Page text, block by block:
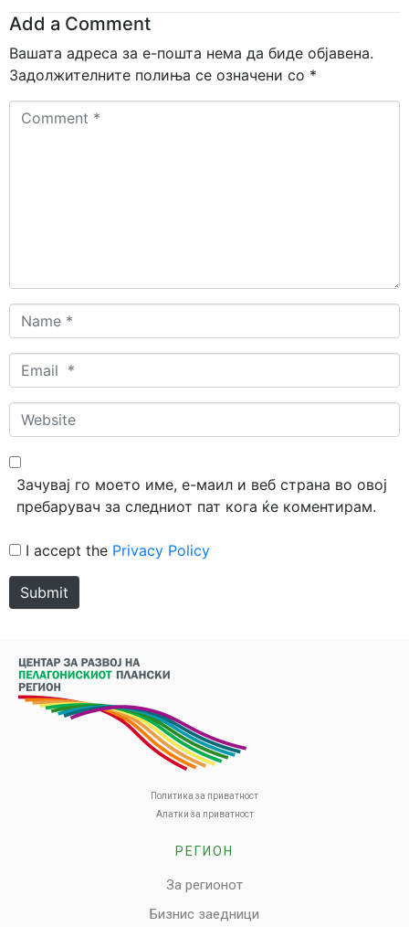
Add a Comment
Вашата адреса за е-пошта нема да биде објавена.
Задолжителните полиња се означени со *
Comment
Name
*
Email
*
Website
Зачувај го моето име, е-маил и веб страна во овој
пребарувач за следниот пат кога ќе коментирам.
I accept the Privacy Policy
Submit
Политика за приватност
Алатки за приватност
РЕГИОН
За регионот
Бизнис заедници